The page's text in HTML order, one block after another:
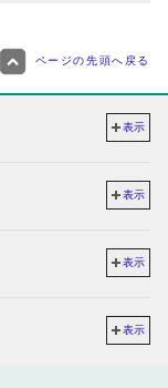
ページの先頭へ戻る
表示
表示
表示
表示